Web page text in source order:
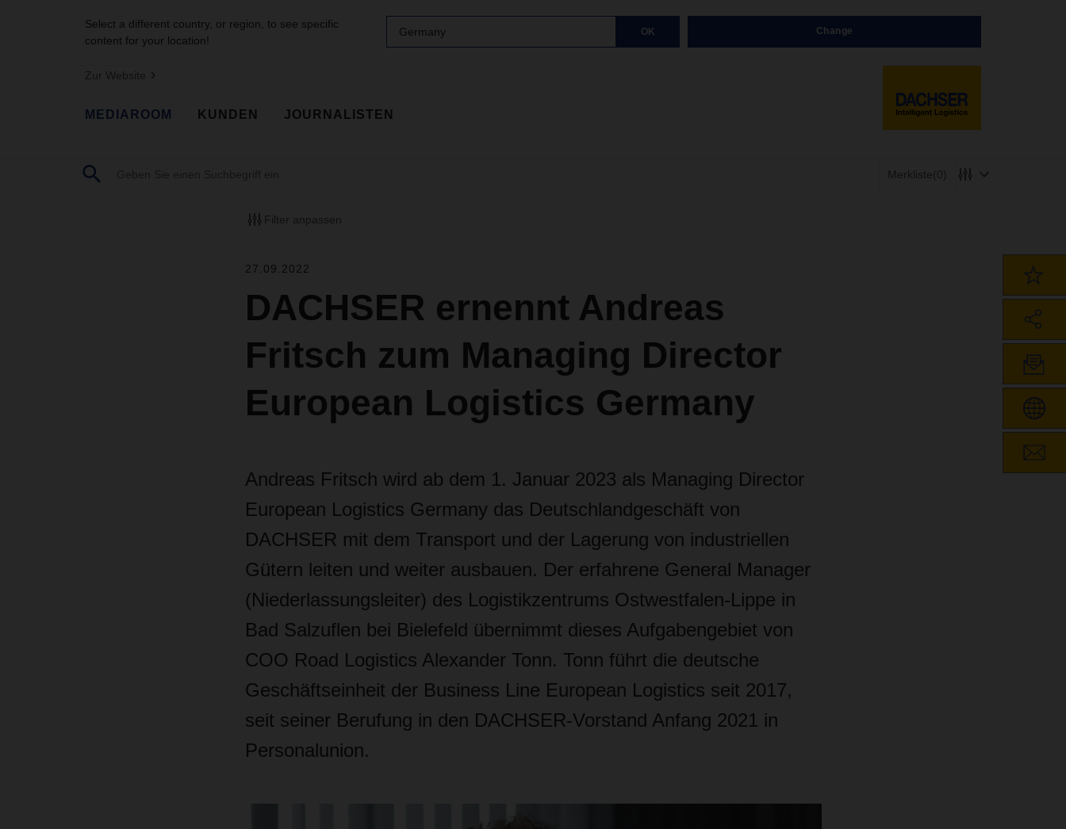
Select a different country, or region, to see specific
content for your location!
Germany OK Change
Zur Website
MEDIAROOM KUNDEN JOURNALISTEN
Merkliste(0)
Filter anpassen
27.09.2022
DACHSER ernennt Andreas
Fritsch zum Managing Director
European Logistics Germany
Andreas Fritsch wird ab dem 1. Januar 2023 als Managing Director
European Logistics Germany das Deutschlandgeschäft von
DACHSER mit dem Transport und der Lagerung von industriellen
Gütern leiten und weiter ausbauen. Der erfahrene General Manager
(Niederlassungsleiter) des Logistikzentrums Ostwestfalen-Lippe in
Bad Salzuflen bei Bielefeld übernimmt dieses Aufgabengebiet von
COO Road Logistics Alexander Tonn. Tonn führt die deutsche
Geschäftseinheit der Business Line European Logistics seit 2017,
seit seiner Berufung in den DACHSER-Vorstand Anfang 2021 in
Personalunion.